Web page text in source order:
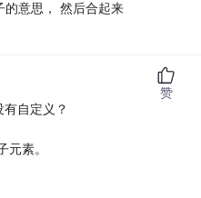
的意思， 然后合起来
自定义？
元素。
赞